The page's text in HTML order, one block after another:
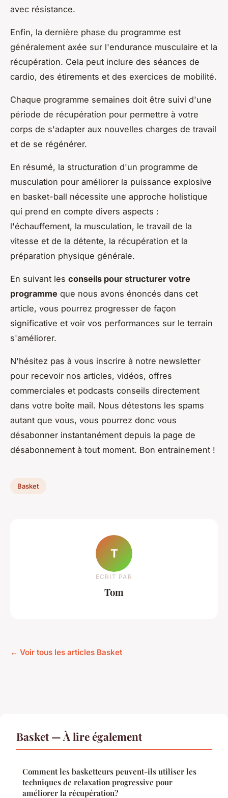
avec résistance.
Enfin, la dernière phase du programme est
généralement axée sur l'endurance musculaire et la
récupération. Cela peut inclure des séances de
cardio, des étirements et des exercices de mobilité.
Chaque programme semaines doit être suivi d'une
période de récupération pour permettre à votre
corps de s'adapter aux nouvelles charges de travail
et de se régénérer.
En résumé, la structuration d'un programme de
musculation pour améliorer la puissance explosive
en basket-ball nécessite une approche holistique
qui prend en compte divers aspects :
l'échauffement, la musculation, le travail de la
vitesse et de la détente, la récupération et la
préparation physique générale.
En suivant les conseils pour structurer votre
programme que nous avons énoncés dans cet
article, vous pourrez progresser de façon
significative et voir vos performances sur le terrain
s'améliorer.
N'hésitez pas à vous inscrire à notre newsletter
pour recevoir nos articles, vidéos, offres
commerciales et podcasts conseils directement
dans votre boîte mail. Nous détestons les spams
autant que vous, vous pourrez donc vous
désabonner instantanément depuis la page de
désabonnement à tout moment. Bon entrainement !
Basket
T
ECRIT PAR
Tom
← Voir tous les articles Basket
Basket — À lire également
Comment les basketteurs peuvent-ils utiliser les
techniques de relaxation progressive pour
améliorer la récupération?